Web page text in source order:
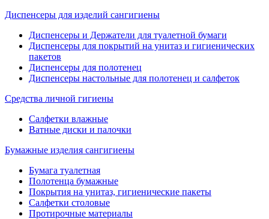
Диспенсеры для изделий сангигиены
Диспенсеры и Держатели для туалетной бумаги
Диспенсеры для покрытий на унитаз и гигиенических
пакетов
Диспенсеры для полотенец
Диспенсеры настольные для полотенец и салфеток
Средства личной гигиены
Салфетки влажные
Ватные диски и палочки
Бумажные изделия сангигиены
Бумага туалетная
Полотенца бумажные
Покрытия на унитаз, гигиенические пакеты
Салфетки столовые
Протирочные материалы